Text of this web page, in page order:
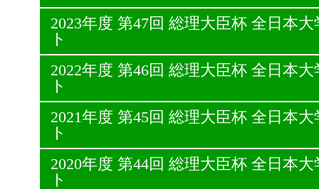
2023年度 第47回 総理大臣杯 全日本
ト
2022年度 第46回 総理大臣杯 全日本
ト
2021年度 第45回 総理大臣杯 全日本
ト
2020年度 第44回 総理大臣杯 全日本
ト